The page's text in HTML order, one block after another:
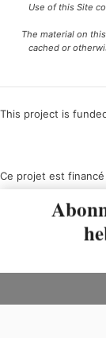
Use of this Site
The material on
cached or
This project is
Ce projet est